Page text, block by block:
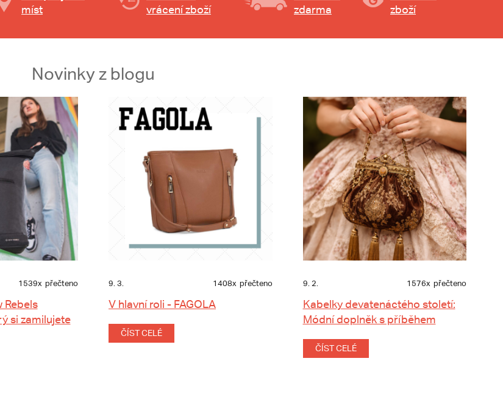
míst
vrácení zboží
zdarma
zboží
Novinky z blogu
1539x přečteno
Rebels
si zamilujete
9. 3. 1408x přečteno
V hlavní roli - FAGOLA
ČÍST CELÉ
9. 2. 1576x přečteno
Kabelky devatenáctého století:
Módní doplněk s příběhem
ČÍST CELÉ